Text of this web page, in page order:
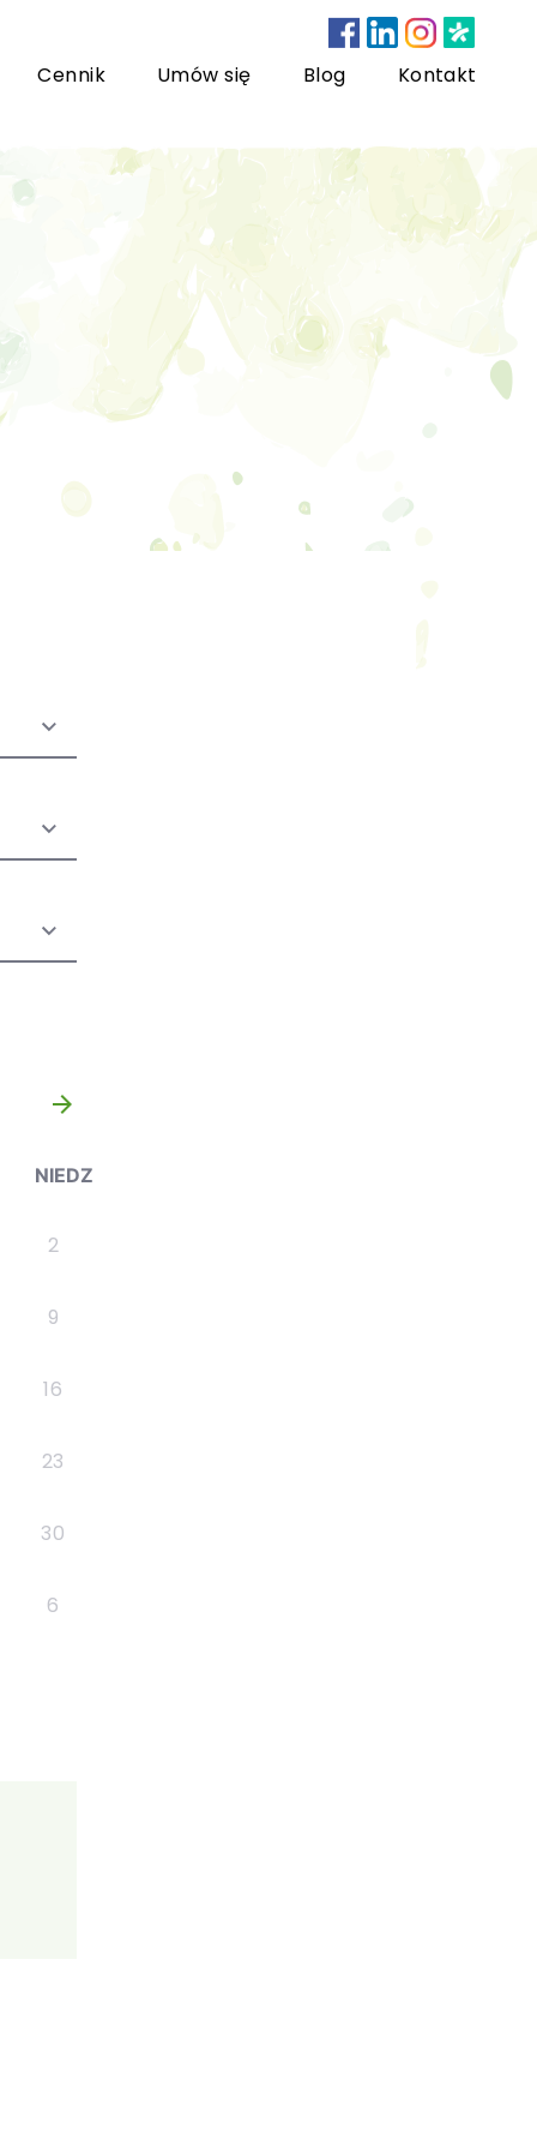
Cennik Umów się Blog Kontakt
bariatryczne
dzieci i młodzieży
rodzinna
Trening Umiejętności Społecznych dla dzieci i
NIEDZ
2
9
16
23
30
6